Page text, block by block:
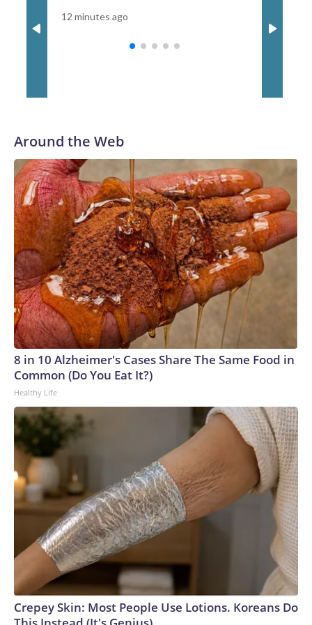
Boeing 757 evacuaron por las rampas en la calle de rodaje y
regresaron a la terminal en un autobús. El vuelo despegó a
las 7:23 a.m., según el sitio de seguimiento de vuelos
reserved.
12 minutes ago
Around the Web
8 in 10 Alzheimer's Cases Share The Same Food in
Common (Do You Eat It?)
Healthy Life
Crepey Skin: Most People Use Lotions. Koreans Do